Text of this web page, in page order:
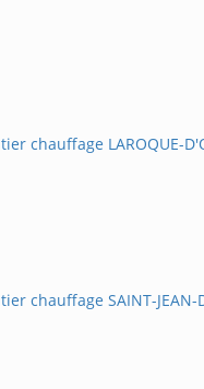
chauffage LAROQUE-
chauffage SAINT-JEAN-